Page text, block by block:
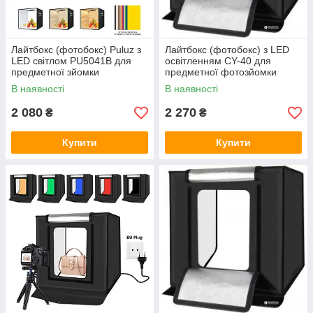
Лайтбокс (фотобокс) Puluz з
LED світлом PU5041B для
предметної зйомки
(макрозйомки) 40 х 40 х 40
В наявності
2 080 ₴
Купити
Лайтбокс (фотобокс) з LED
освітленням CY-40 для
предметної фотозйомки
(макрозйомки) 40 х 40 х 40
В наявності
2 270 ₴
Купити